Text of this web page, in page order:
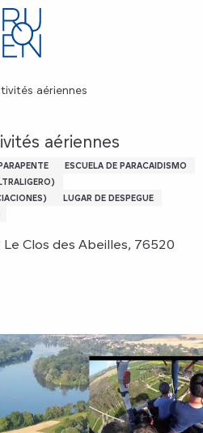
aériennes
aériennes
ESCUELA DE PARACAIDISMO
LUGAR DE DESPEGUE
Clos des Abeilles, 76520